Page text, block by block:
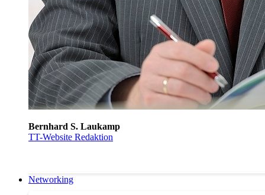
Bernhard S. Laukamp
TT-Website Redaktion
Networking